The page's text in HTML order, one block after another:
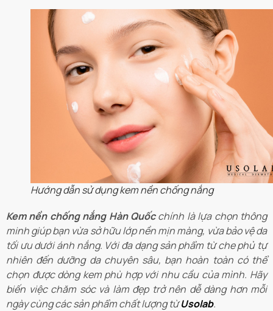
Hướng dẫn sử dụng kem nền chống nắng
Kem nền chống nắng Hàn Quốcchính là lựa chọn thông
minh giúp bạn vừa sở hữu lớp nền mịn màng, vừa bảo vệ da
tối ưu dưới ánh nắng. Với đa dạng sản phẩm từ che phủ tự
nhiên đến dưỡng da chuyên sâu, bạn hoàn toàn có thể
chọn được dòng kem phù hợp với nhu cầu của mình. Hãy
biến việc chăm sóc và làm đẹp trở nên dễ dàng hơn mỗi
ngày cùng các sản phẩm chất lượng từUsolab.